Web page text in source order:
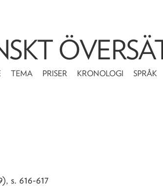
TEMA PRISER KRONOLOGI SPRÅK
s. 616-617